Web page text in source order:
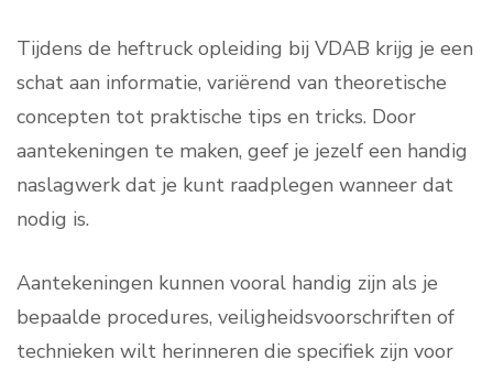
Tijdens de heftruck opleiding bij VDAB krijg je een
schat aan informatie, variërend van theoretische
concepten tot praktische tips en tricks. Door
aantekeningen te maken, geef je jezelf een handig
naslagwerk dat je kunt raadplegen wanneer dat
nodig is.
Aantekeningen kunnen vooral handig zijn als je
bepaalde procedures, veiligheidsvoorschriften of
technieken wilt herinneren die specifiek zijn voor